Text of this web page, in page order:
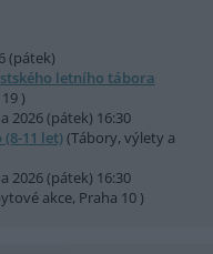
(pátek)
letního tábora
)
2026 (pátek) 16:30
11 let)(Tábory, výlety a
2026 (pátek) 16:30
akce, Praha 10 )